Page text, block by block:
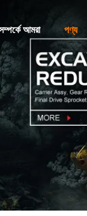
আমরা পণ্য